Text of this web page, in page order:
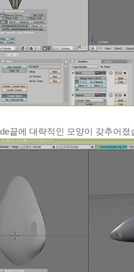
끝에 대략적인 모양이 갖추어졌